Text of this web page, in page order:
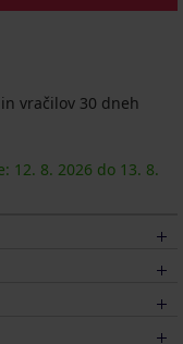
vračilov 30 dneh
12. 8. 2026 do 13. 8.